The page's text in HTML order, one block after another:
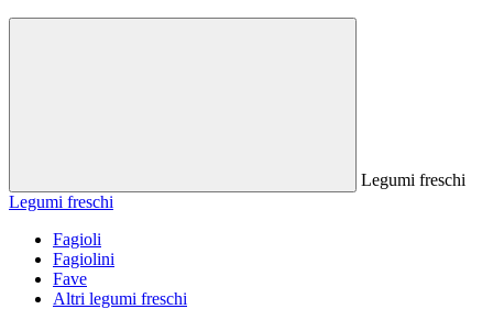
Legumi freschi
Legumi freschi
Fagioli
Fagiolini
Fave
Altri legumi freschi